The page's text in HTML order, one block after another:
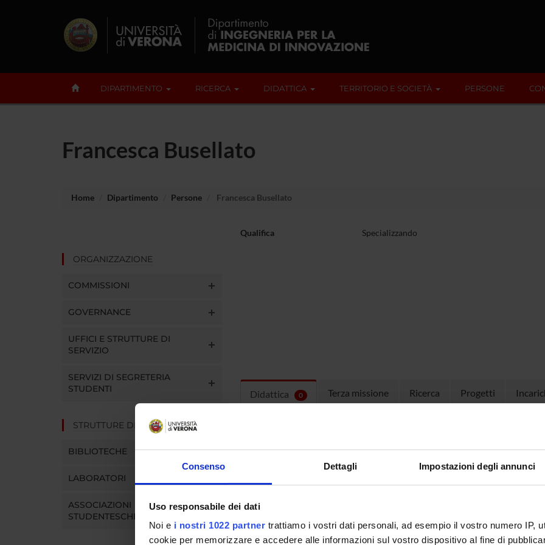
Consenso Dettagli Impostazioni degli annunci
Uso responsabile dei dati
Noi e i nostri 1022 partner trattiamo i vostri dati personali, ad esempio il vostro numero IP,
cookie per memorizzare e accedere alle informazioni sul vostro dispositivo al fine di
DIPARTIMENTO RICERCA DIDATTICA TERRITORIO E SOCIETÀ PERSONE
Francesca Busellato
Home Dipartimento Persone Francesca Busellato
ORGANIZZAZIONE
COMMISSIONI
GOVERNANCE
UFFICI E STRUTTURE DI
SERVIZIO
SERVIZI DI SEGRETERIA
STUDENTI
STRUTTURE DEL DIPARTIMENTO
BIBLIOTECHE
LABORATORI
ASSOCIAZIONI
STUDENTESCHE
Qualifica Specializzando
Didattica 0 Terza missione Ricerca Progetti
Clicca sull'insegnamento per vedere orari e dettagli del corso.